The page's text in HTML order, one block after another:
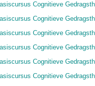
Cognitieve
Cognitieve
Cognitieve
Cognitieve
Cognitieve
Cognitieve